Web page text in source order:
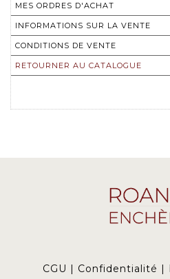
MES ORDRES D'ACHAT
INFORMATIONS SUR LA VENTE
CONDITIONS DE VENTE
RETOURNER AU CATALOGUE
CGU Confidentialité